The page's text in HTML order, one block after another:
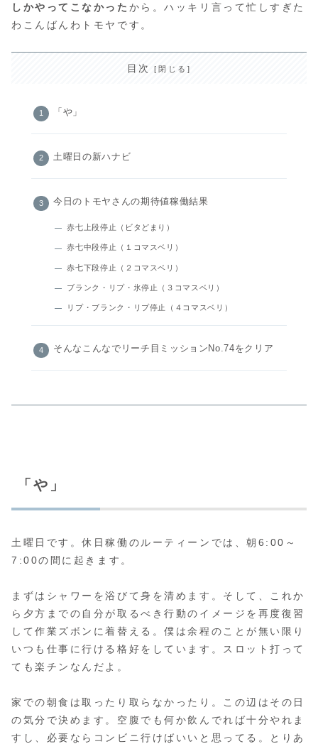
しかやってこなかった から。ハッキリ言って忙しすぎた
わこんばんわトモヤです。
目次
「や」
土曜日の新ハナビ
今日のトモヤさんの期待値稼働結果
赤七上段停止（ビタどまり）
赤七中段停止（１コマスベリ）
赤七下段停止（２コマスベリ）
ブランク・リプ・氷停止（３コマスベリ）
リプ・ブランク・リプ停止（４コマスベリ）
そんなこんなでリーチ目ミッションNo.74をクリア
「や」
土曜日です。休日稼働のルーティーンでは、朝6:00～
7:00の間に起きます。
まずはシャワーを浴びて身を清めます。そして、これか
ら夕方までの自分が取るべき行動のイメージを再度復習
して作業ズボンに着替える。僕は余程のことが無い限り
いつも仕事に行ける格好をしています。スロット打って
ても楽チンなんだよ。
家での朝食は取ったり取らなかったり。この辺はその日
の気分で決めます。空腹でも何か飲んでれば十分やれま
すし、必要ならコンビニ行けばいいと思ってる。とりあ